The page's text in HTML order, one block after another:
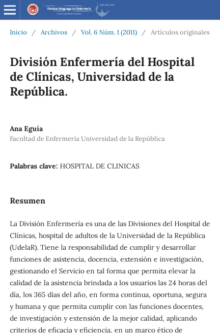
Inicio / Archivos / Vol. 6 Núm. 1 (2011) / Artículos originales
División Enfermería del Hospital
de Clínicas, Universidad de la
República.
Ana Eguía
Facultad de Enfermería Universidad de la República
Palabras clave: HOSPITAL DE CLINICAS
Resumen
La División Enfermería es una de las Divisiones del Hospital de
Clínicas, hospital de adultos de la Universidad de la República
(UdelaR). Tiene la responsabilidad de cumplir y desarrollar
funciones de asistencia, docencia, extensión e investigación,
gestionando el Servicio en tal forma que permita elevar la
calidad de la asistencia brindada a los usuarios las 24 horas del
día, los 365 días del año, en forma continua, oportuna, segura
y humana y que permita cumplir con las funciones docentes,
de investigación y extensión de la mejor calidad, aplicando
criterios de eficacia y eficiencia, en un marco ético de